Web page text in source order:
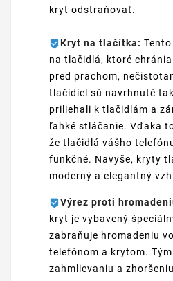
kryt odstraňovať.
Kryt na tlačítka:
na tlačidlá, ktoré
pred prachom,
tlačidiel sú navrhnuté
priliehali k tlačidlám a
ľahké stláčanie. Vďaka
že tlačidlá vášho
funkčné. Navyše, kryty
moderný a elegantný
Výrez proti
kryt je vybavený
zabraňuje hromadeniu
telefónom a krytom.
zahmlievaniu a